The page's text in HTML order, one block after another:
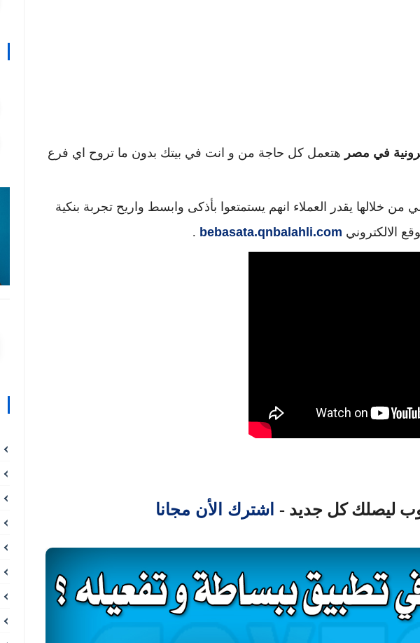
في مصر هتعمل كل حاجة من و انت في بيتك بدون ما تروح اي فرع
من خلالها يقدر العملاء انهم يستمتعوا بأذكى وابسط واريح تجربة بنكية
الالكتروني bebasata.qnbalahli.com
.
ليصلك كل جديد - اشترك الأن مجانا